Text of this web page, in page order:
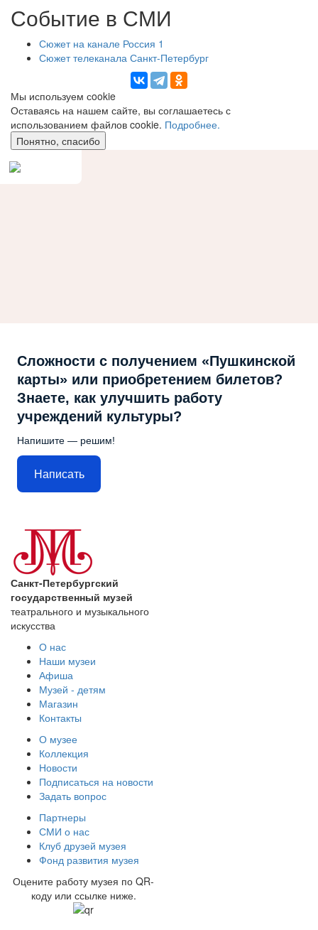
Событие в СМИ
Сюжет на канале Россия 1
Сюжет телеканала Санкт-Петербург
Мы используем сookie
Оставаясь на нашем сайте, вы соглашаетесь с
использованием файлов cookie. Подробнее.
Понятно, спасибо
Сложности с получением «Пушкинской
карты» или приобретением билетов?
Знаете, как улучшить работу
учреждений культуры?
Напишите — решим!
Написать
Санкт-Петербургский
государственный музей
театрального и музыкального
искусства
О нас
Наши музеи
Афиша
Музей - детям
Магазин
Контакты
О музее
Коллекция
Новости
Подписаться на новости
Задать вопрос
Партнеры
СМИ о нас
Клуб друзей музея
Фонд развития музея
Оцените работу музея по QR-
коду или ссылке ниже.